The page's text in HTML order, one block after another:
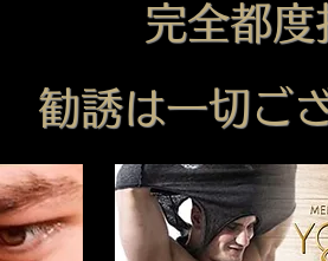
完全都度
勧誘は一切ご